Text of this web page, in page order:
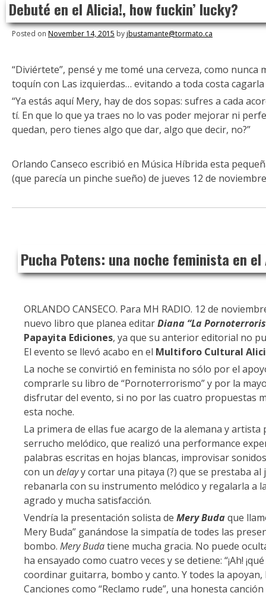
content
Debuté en el Alicia!, how fuckin’ lucky?
Posted on November 14, 2015 byjbustamante@tormato.ca
“Diviértete”, pensé y me tomé una cerveza, como
toquín con Las izquierdas… evitando a toda costa
“Ya estás aquí Mery, hay de dos sopas: sufres a cada
tí. En que lo que ya traes no lo vas poder mejorar ni
quedan, pero tienes algo que dar, algo que decir, no?”
Orlando Canseco escribió en Música Híbrida esta
(que parecía un pinche sueño) de jueves 12 de
Pucha Potens: una noche feminista en
ORLANDO CANSECO. Para MH RADIO. 12 de
nuevo libro que planea editarDiana “La
Papayita Ediciones, ya que su anterior editorial no
El evento se llevó acabo en el Multiforo Cultural
La noche se convirtió en feminista no sólo por el
comprarle su libro de “Pornoterrorismo” y por la
disfrutar del evento, si no por las cuatro propuestas
esta noche.
La primera de ellas fue acargo de la alemana y artista
serrucho melódico, que realizó una performance
palabras escritas en hojas blancas, improvisar
con un delayy cortar una pitaya (?) que se prestaba al
rebanarla con su instrumento melódico y regalarla a
agrado y mucha satisfacción.
Vendría la presentación solista de Mery Budaque
Mery Buda” ganándose la simpatía de todes las
bombo. Mery Budatiene mucha gracia. No puede
ha ensayado como cuatro veces y se detiene: “¡Ah!
coordinar guitarra, bombo y canto. Y todes la
Canciones como “Reclamo rude”, una honesta